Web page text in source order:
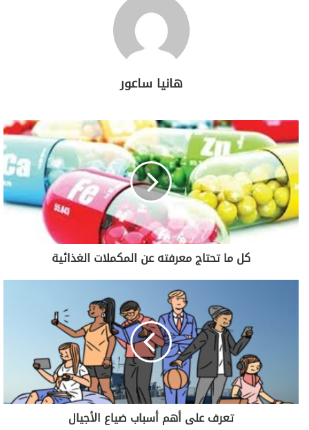
هانيا ساعور
كل ما تحتاج معرفته عن المكملات الغذائية
تعرف على أهم أسباب ضياع الأجيال